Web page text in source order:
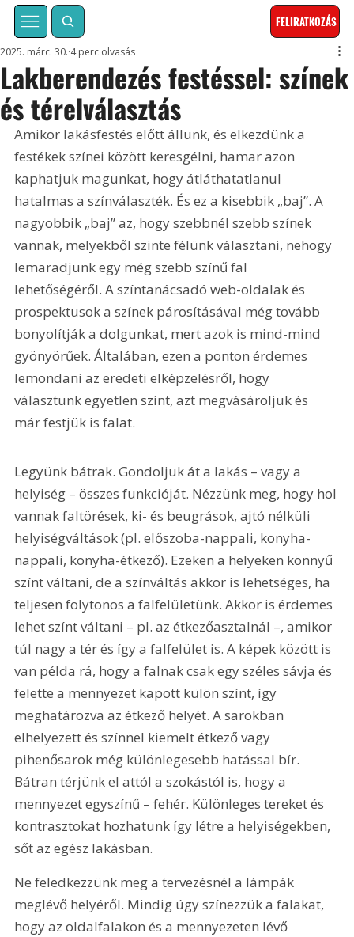
FELIRATKOZÁS
Lakberendezés festéssel: színek
és térelválasztás
2025. márc. 30. 4 perc olvasás
Amikor lakásfestés előtt állunk, és elkezdünk a
festékek színei között keresgélni, hamar azon
kaphatjuk magunkat, hogy átláthatatlanul
hatalmas a színválaszték. És ez a kisebbik „baj”. A
nagyobbik „baj” az, hogy szebbnél szebb színek
vannak, melyekből szinte félünk választani, nehogy
lemaradjunk egy még szebb színű fal
lehetőségéről. A színtanácsadó web-oldalak és
prospektusok a színek párosításával még tovább
bonyolítják a dolgunkat, mert azok is mind-mind
gyönyörűek. Általában, ezen a ponton érdemes
lemondani az eredeti elképzelésről, hogy
választunk egyetlen színt, azt megvásároljuk és
már festjük is falat.
Legyünk bátrak. Gondoljuk át a lakás – vagy a
helyiség – összes funkcióját. Nézzünk meg, hogy hol
vannak faltörések, ki- és beugrások, ajtó nélküli
helyiségváltások (pl. előszoba-nappali, konyha-
nappali, konyha-étkező). Ezeken a helyeken könnyű
színt váltani, de a színváltás akkor is lehetséges, ha
teljesen folytonos a falfelületünk. Akkor is érdemes
lehet színt váltani – pl. az étkezőasztalnál –, amikor
túl nagy a tér és így a falfelület is. A képek között is
van példa rá, hogy a falnak csak egy széles sávja és
felette a mennyezet kapott külön színt, így
meghatározva az étkező helyét. A sarokban
elhelyezett és színnel kiemelt étkező vagy
pihenősarok még különlegesebb hatással bír.
Bátran térjünk el attól a szokástól is, hogy a
mennyezet egyszínű – fehér. Különleges tereket és
kontrasztokat hozhatunk így létre a helyiségekben,
sőt az egész lakásban.
Ne feledkezzünk meg a tervezésnél a lámpák
meglévő helyéről. Mindig úgy színezzük a falakat,
hogy az oldalfalakon és a mennyezeten lévő